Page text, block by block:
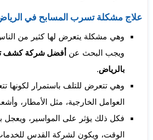
علاج مشكلة تسرب المسابح في
وهي مشكلة يتعرض لها كثير من
ويجب البحث عنأفضل شركة كشف
بالرياض.
وهي تتعرض للتلف باستمرار لكونها
العوامل الخارجية، مثل الأمطار،
فكل ذلك يؤثر على المواسير، ويعجل
الوقت، ويكون لشركة القدس للخدمات